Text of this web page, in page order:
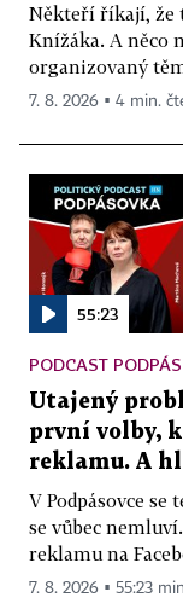
Někteří říkají, že
Knížáka. A něco
organizovaný
7. 8. 2026 ▪ 4 min.
55:23
PODCAST
Utajený
první volby,
reklamu. A
V Podpásovce
se vůbec
reklamu na
7. 8. 2026 ▪ 55:23